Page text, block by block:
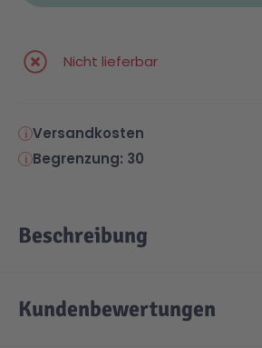
Nicht lieferbar
Versandkosten
Begrenzung: 30
Beschreibung
Kundenbewertungen